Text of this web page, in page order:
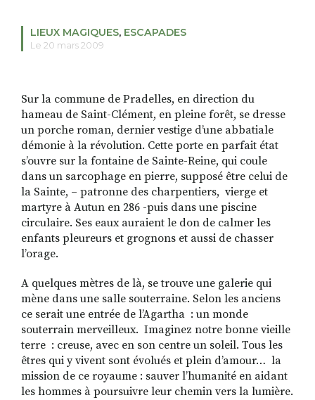
ALTER STRADA
RECHERCHER
S'ABONNER
S'INSCRIRE À LA NEWSLETTER
FACEBOOKINSTAGRAM
LINKEDINYOUTUBE
LIEUX MAGIQUES, ESCAPADES
Le 20 mars 2009
Sur la commune de Pradelles, en direction du
hameau de Saint-Clément, en pleine forêt, se dresse
un porche roman, dernier vestige d’une abbatiale
démonie à la révolution. Cette porte en parfait état
s’ouvre sur la fontaine de Sainte-Reine, qui coule
dans un sarcophage en pierre, supposé être celui de
la Sainte, – patronne des charpentiers, vierge et
martyre à Autun en 286 -puis dans une piscine
circulaire. Ses eaux auraient le don de calmer les
enfants pleureurs et grognons et aussi de chasser
l’orage.
A quelques mètres de là, se trouve une galerie qui
mène dans une salle souterraine. Selon les anciens
ce serait une entrée de l’Agartha : un monde
souterrain merveilleux. Imaginez notre bonne vieille
terre : creuse, avec en son centre un soleil. Tous les
êtres qui y vivent sont évolués et plein d’amour… la
mission de ce royaume : sauver l’humanité en aidant
les hommes à poursuivre leur chemin vers la lumière.